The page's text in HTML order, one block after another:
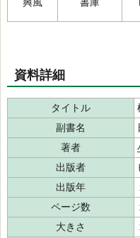
資料詳細
タイトル
副書名
著者
出版者
出版年
ページ数
大きさ